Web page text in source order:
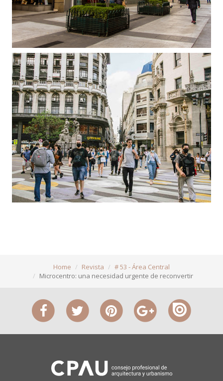
Home Revista
# 53 - Área Central
Microcentro: una necesidad urgente de reconvertir